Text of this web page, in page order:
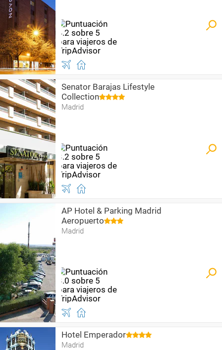
Senator Barajas Lifestyle
Collection
Madrid
AP Hotel & Parking Madrid
Aeropuerto
Madrid
Hotel Emperador
Madrid